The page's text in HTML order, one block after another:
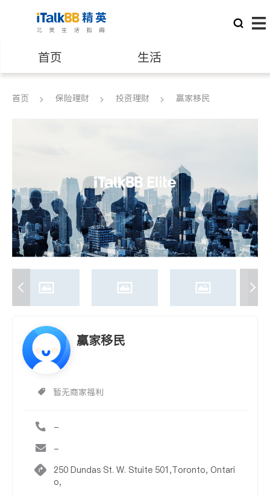
首页 生活
医生 律师
会计师
建筑装修
首页 保险理财 投资理财 赢家移民
赢家移民
暂无商家福利
-
-
250 Dundas St. W. Stuite 501,Toronto, Ontari
o,